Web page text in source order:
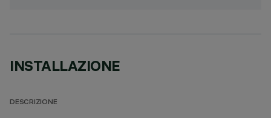
INSTALLAZIONE
DESCRIZIONE